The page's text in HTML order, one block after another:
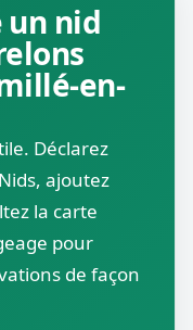
un nid
en-
Déclarez
ajoutez
la carte
pour
de façon